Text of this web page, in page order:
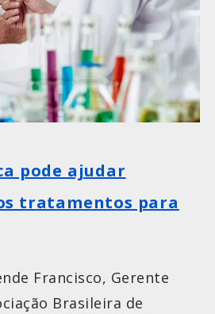
pode ajudar
tratamentos para
Francisco, Gerente
Brasileira de